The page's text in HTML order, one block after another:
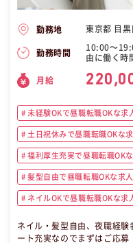
勤務地 東京都 目黒
勤務時間
10:00〜
由に働く時
月給
未経験OKで昼職転職OKな求
土日祝休みで昼職転職OKな求
福利厚生充実で昼職転職OKな
髪型自由で昼職転職OKな求人
ネイルOKで昼職転職OKな求
ネイル・髪型自由、夜職経
ート充実なのでまずはご応